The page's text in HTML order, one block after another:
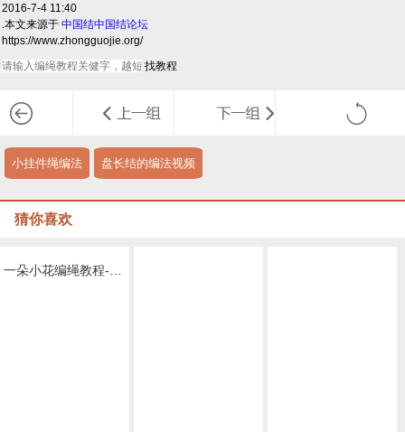
2016-7-4 11:40
.本文来源于中国结中国结论坛
https://www.zhongguojie.org/
小挂件绳编法 盘长结的编法视频
猜你喜欢